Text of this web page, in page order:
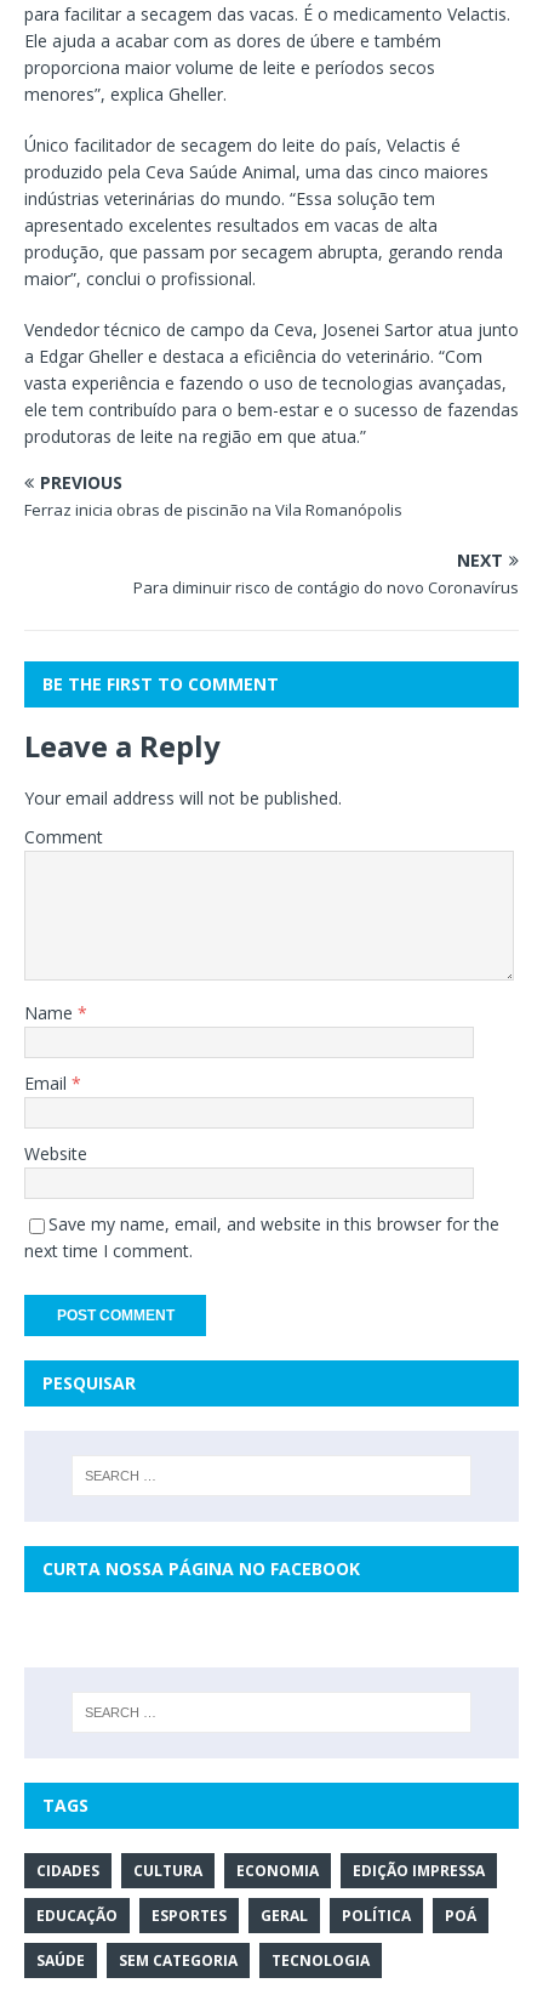
para facilitar a secagem das vacas. É o medicamento Velactis.
Ele ajuda a acabar com as dores de úbere e também
proporciona maior volume de leite e períodos secos
menores”, explica Gheller.
Único facilitador de secagem do leite do país, Velactis é
produzido pela Ceva Saúde Animal, uma das cinco maiores
indústrias veterinárias do mundo. “Essa solução tem
apresentado excelentes resultados em vacas de alta
produção, que passam por secagem abrupta, gerando renda
maior”, conclui o profissional.
Vendedor técnico de campo da Ceva, Josenei Sartor atua junto
a Edgar Gheller e destaca a eficiência do veterinário. “Com
vasta experiência e fazendo o uso de tecnologias avançadas,
ele tem contribuído para o bem-estar e o sucesso de fazendas
produtoras de leite na região em que atua.”
PREVIOUS
Ferraz inicia obras de piscinão na Vila Romanópolis
NEXT
Para diminuir risco de contágio do novo Coronavírus
BE THE FIRST TO COMMENT
Leave a Reply
Your email address will not be published.
Comment
Name *
Email *
Website
Save my name, email, and website in this browser for the
next time I comment.
PESQUISAR
CURTA NOSSA PÁGINA NO FACEBOOK
TAGS
CIDADES CULTURA ECONOMIA EDIÇÃO IMPRESSA
EDUCAÇÃO ESPORTES GERAL POLÍTICA POÁ
SAÚDE SEM CATEGORIA TECNOLOGIA